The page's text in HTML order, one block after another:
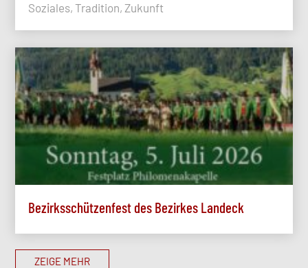
Soziales, Tradition, Zukunft
Bezirksschützenfest des Bezirkes Landeck
ZEIGE MEHR